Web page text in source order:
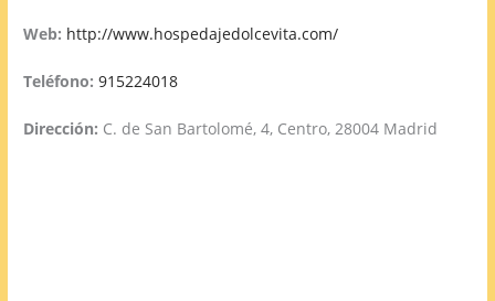
Web: http://www.hospedajedolcevita.com/
Teléfono:915224018
Dirección: C. de San Bartolomé, 4, Centro, 28004 Madrid